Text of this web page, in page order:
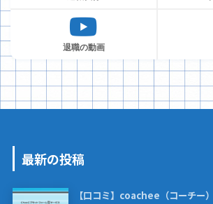
退職の動画
最新の投稿
【口コミ】coachee（コーチー